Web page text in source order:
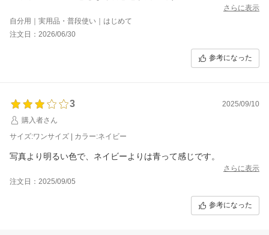
さらに表示
自分用｜実用品・普段使い｜はじめて
注文日：2026/06/30
参考になった
3
2025/09/10
購入者さん
サイズ:ワンサイズ | カラー:ネイビー
写真より明るい色で、ネイビーよりは青って感じです。
さらに表示
注文日：2025/09/05
参考になった